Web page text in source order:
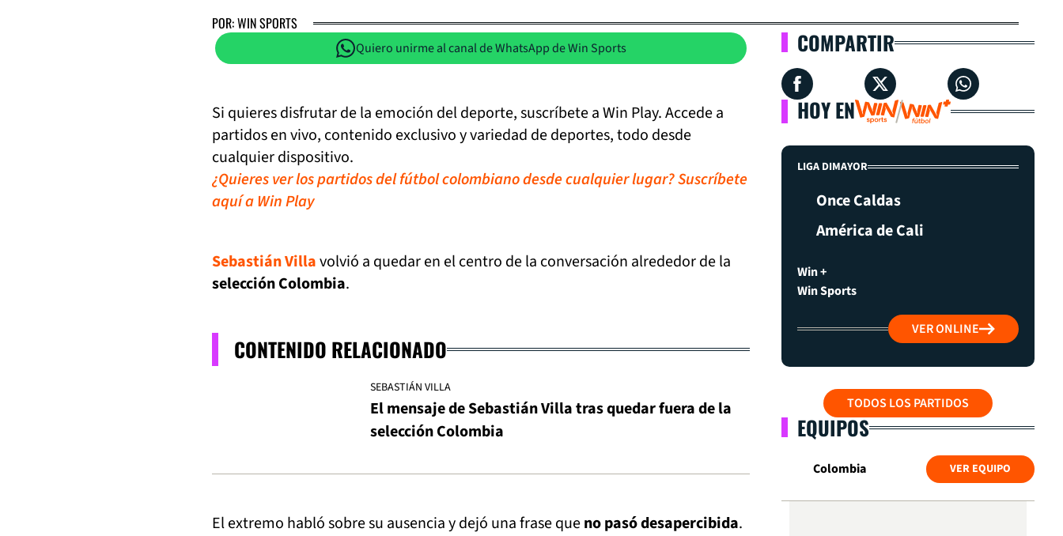
POR: WIN SPORTS
Quiero unirme al canal de WhatsApp de Win Sports
Si quieres disfrutar de la emoción del deporte, suscríbete a Win Play. Accede a
partidos en vivo, contenido exclusivo y variedad de deportes, todo desde
cualquier dispositivo.
¿Quieres ver los partidos del fútbol colombiano desde cualquier lugar? Suscríbete
aquí a Win Play
Sebastián Villavolvió a quedar en el centro de la conversación alrededor de la
selección Colombia.
CONTENIDO RELACIONADO
SEBASTIÁN VILLA
El mensaje de Sebastián Villa tras quedar fuera de la
selección Colombia
El extremo habló sobre su ausencia y dejó una frase queno pasó desapercibida.
COMPARTIR
HOY EN
LIGA DIMAYOR
Once Caldas
América de Cali
Win +
Win Sports
VER ONLINE
TODOS LOS PARTIDOS
EQUIPOS
Colombia VER EQUIPO